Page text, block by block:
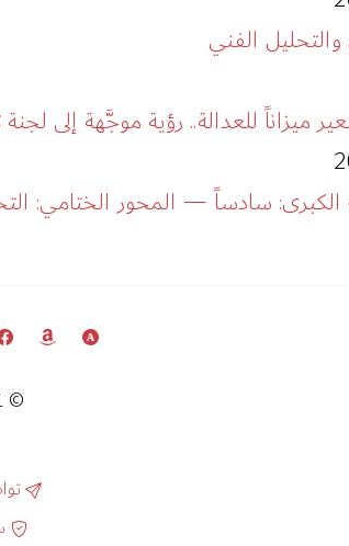
الفني
ميزاناً للعدالة.. رؤية موجَّهة إلى
سادساً — المحور الختامي:
© 2011 – 2026 جميع الحقوق محفوظة.